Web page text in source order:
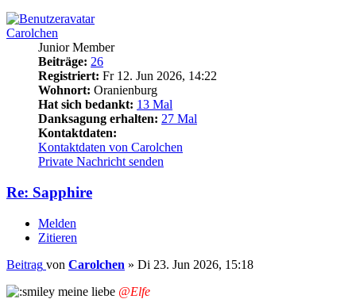
Carolchen
Junior Member
Beiträge: 26
Registriert: Fr 12. Jun 2026, 14:22
Wohnort: Oranienburg
Hat sich bedankt: 13 Mal
Danksagung erhalten: 27 Mal
Kontaktdaten:
Kontaktdaten von Carolchen
Private Nachricht senden
Re: Sapphire
Melden
Zitieren
Beitrag von Carolchen » Di 23. Jun 2026, 15:18
meine liebe @Elfe